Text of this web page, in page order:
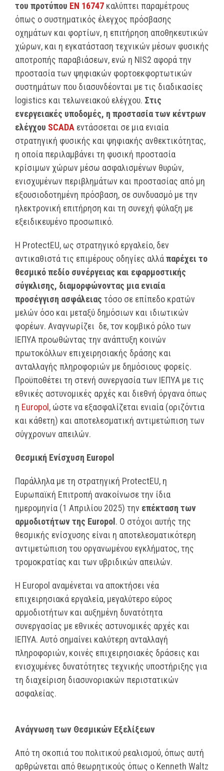
του προτύπου EN 16747 καλύπτει παραμέτρους
όπως ο συστηματικός έλεγχος πρόσβασης
οχημάτων και φορτίων, η επιτήρηση αποθηκευτικών
χώρων, και η εγκατάσταση τεχνικών μέσων φυσικής
αποτροπής παραβιάσεων, ενώ η NIS2 αφορά την
προστασία των ψηφιακών φορτοεκφορτωτικών
συστημάτων που διασυνδέονται με τις διαδικασίες
logistics και τελωνειακού ελέγχου. Στις
ενεργειακές υποδομές, η προστασία των κέντρων
ελέγχου SCADA εντάσσεται σε μια ενιαία
στρατηγική φυσικής και ψηφιακής ανθεκτικότητας,
η οποία περιλαμβάνει τη φυσική προστασία
κρίσιμων χώρων μέσω ασφαλισμένων θυρών,
ενισχυμένων περιβλημάτων και προστασίας από μη
εξουσιοδοτημένη πρόσβαση, σε συνδυασμό με την
ηλεκτρονική επιτήρηση και τη συνεχή φύλαξη με
εξειδικευμένο προσωπικό.
Η ProtectEU, ως στρατηγικό εργαλείο, δεν
αντικαθιστά τις επιμέρους οδηγίες αλλάπαρέχει το
θεσμικό πεδίο συνέργειας και εφαρμοστικής
σύγκλισης, διαμορφώνοντας μια ενιαία
προσέγγιση ασφάλειας τόσο σε επίπεδο κρατών
μελών όσο και μεταξύ δημόσιων και ιδιωτικών
φορέων. Αναγνωρίζει δε, τον κομβικό ρόλο των
ΙΕΠΥΑ προωθώντας την ανάπτυξη κοινών
πρωτοκόλλων επιχειρησιακής δράσης και
ανταλλαγής πληροφοριών με δημόσιους φορείς.
Προϋποθέτει τη στενή συνεργασία των ΙΕΠΥΑ με τις
εθνικές αστυνομικές αρχές και διεθνή όργανα όπως
η Europol, ώστε να εξασφαλίζεται ενιαία (οριζόντια
και κάθετη) και αποτελεσματική αντιμετώπιση των
σύγχρονων απειλών.
Θεσμική Ενίσχυση Europol
Παράλληλα με τη στρατηγική ProtectEU, η
Ευρωπαϊκή Επιτροπή ανακοίνωσε την ίδια
ημερομηνία (1 Απριλίου 2025) την επέκταση των
αρμοδιοτήτων της Europol . Ο στόχοι αυτής της
θεσμικής ενίσχυσης είναι η αποτελεσματικότερη
αντιμετώπιση του οργανωμένου εγκλήματος, της
τρομοκρατίας και των υβριδικών απειλών.
Η Europol αναμένεται να αποκτήσει νέα
επιχειρησιακά εργαλεία, μεγαλύτερο εύρος
αρμοδιοτήτων και αυξημένη δυνατότητα
συνεργασίας με εθνικές αστυνομικές αρχές και
ΙΕΠΥΑ. Αυτό σημαίνει καλύτερη ανταλλαγή
πληροφοριών, κοινές επιχειρησιακές δράσεις και
ενισχυμένες δυνατότητες τεχνικής υποστήριξης για
τη διαχείριση διασυνοριακών περιστατικών
ασφαλείας.
Ανάγνωση των Θεσμικών Εξελίξεων
Από τη σκοπιά του πολιτικού ρεαλισμού, όπως αυτή
αρθρώνεται από θεωρητικούς όπως ο Kenneth Waltz